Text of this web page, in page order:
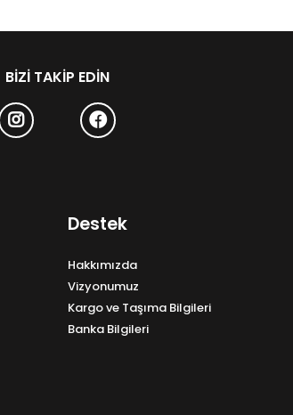
BIZI TAKIP EDIN
Destek
Hakkımızda
Vizyonumuz
Kargo ve Taşıma Bilgileri
Banka Bilgileri